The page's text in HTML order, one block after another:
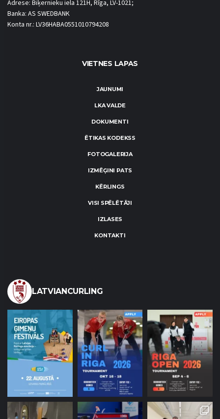
Adrese: Biķernieku iela 121H, Rīga, LV-1021;
Banka: AS SWEDBANK
Konta nr.: LV36HABA0551010794208
VIETNES LAPAS
JAUNUMI
LKA VALDE
DOKUMENTI
ĒTIKAS KODEKSS
FOTOGALERIJA
IZMĒĢINI PATS
KĒRLINGS
VISI SPĒLĒTĀJI
IZLASES
KONTAKTI
LATVIANCURLING